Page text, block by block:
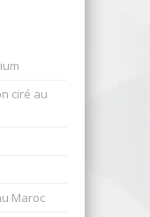
ciré au
Maroc